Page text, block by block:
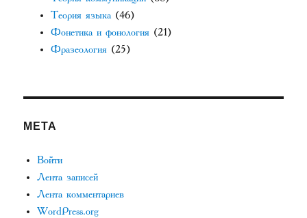
Теория языка (46)
Фонетика и фонология (21)
Фразеология (25)
МЕТА
Войти
Лента записей
Лента комментариев
WordPress.org